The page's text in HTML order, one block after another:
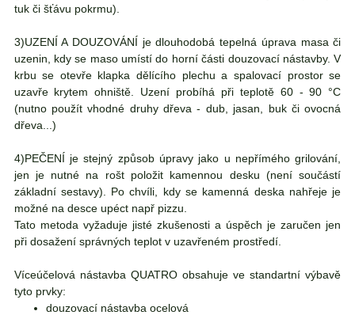
tuk či šťávu pokrmu).
3)UZENÍ A DOUZOVÁNÍ je dlouhodobá tepelná úprava masa či
uzenin, kdy se maso umístí do horní části douzovací nástavby. V
krbu se otevře klapka dělícího plechu a spalovací prostor se
uzavře krytem ohniště. Uzení probíhá při teplotě 60 - 90 °C
(nutno použít vhodné druhy dřeva - dub, jasan, buk či ovocná
dřeva...)
4)PEČENÍ je stejný způsob úpravy jako u nepřímého grilování,
jen je nutné na rošt položit kamennou desku (není součástí
základní sestavy). Po chvíli, kdy se kamenná deska nahřeje je
možné na desce upéct např pizzu.
Tato metoda vyžaduje jisté zkušenosti a úspěch je zaručen jen
při dosažení správných teplot v uzavřeném prostředí.
Víceúčelová nástavba QUATRO obsahuje ve standartní výbavě
tyto prvky:
douzovací nástavba ocelová